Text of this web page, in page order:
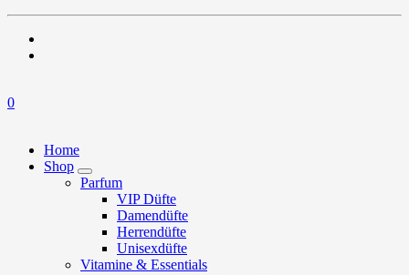
0
Home
Shop
Parfum
VIP Düfte
Damendüfte
Herrendüfte
Unisexdüfte
Vitamine & Essentials